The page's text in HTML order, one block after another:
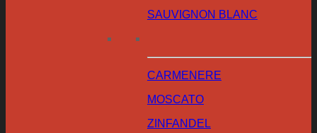
SAUVIGNON BLANC
CARMENERE
MOSCATO
ZINFANDEL